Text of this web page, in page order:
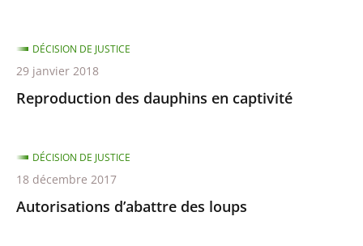
Reproduction des dauphins en captivité
DÉCISION DE JUSTICE
29 janvier 2018
Autorisations d’abattre des loups
DÉCISION DE JUSTICE
18 décembre 2017